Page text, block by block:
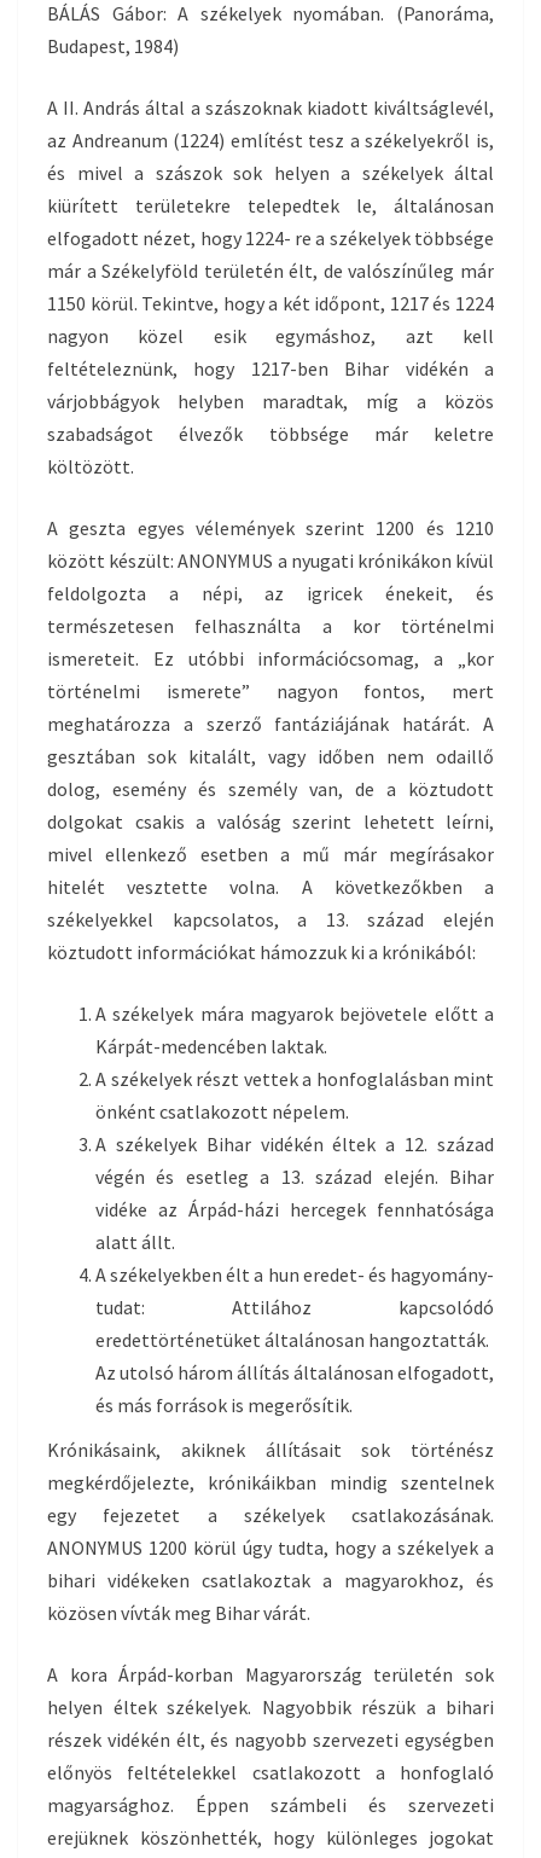
BÁLÁS Gábor: A székelyek nyomában. (Panoráma,
Budapest, 1984)
A II. András által a szászoknak kiadott kiváltságlevél,
az Andreanum (1224) említést tesz a székelyekről is,
és mivel a szászok sok helyen a székelyek által
kiürített területekre telepedtek le, általánosan
elfogadott nézet, hogy 1224- re a székelyek többsége
már a Székelyföld területén élt, de valószínűleg már
1150 körül. Tekintve, hogy a két időpont, 1217 és 1224
nagyon közel esik egymáshoz, azt kell
feltételeznünk, hogy 1217-ben Bihar vidékén a
várjobbágyok helyben maradtak, míg a közös
szabadságot élvezők többsége már keletre
költözött.
A geszta egyes vélemények szerint 1200 és 1210
között készült: ANONYMUS a nyugati krónikákon kívül
feldolgozta a népi, az igricek énekeit, és
természetesen felhasználta a kor történelmi
ismereteit. Ez utóbbi információcsomag, a „kor
történelmi ismerete” nagyon fontos, mert
meghatározza a szerző fantáziájának határát. A
gesztában sok kitalált, vagy időben nem odaillő
dolog, esemény és személy van, de a köztudott
dolgokat csakis a valóság szerint lehetett leírni,
mivel ellenkező esetben a mű már megírásakor
hitelét vesztette volna. A következőkben a
székelyekkel kapcsolatos, a 13. század elején
köztudott információkat hámozzuk ki a krónikából:
A székelyek mára magyarok bejövetele előtt a
Kárpát-medencében laktak.
A székelyek részt vettek a honfoglalásban mint
önként csatlakozott népelem.
A székelyek Bihar vidékén éltek a 12. század
végén és esetleg a 13. század elején. Bihar
vidéke az Árpád-házi hercegek fennhatósága
alatt állt.
A székelyekben élt a hun eredet- és hagyomány-
tudat: Attilához kapcsolódó
eredettörténetüket általánosan hangoztatták.
Az utolsó három állítás általánosan elfogadott,
és más források is megerősítik.
Krónikásaink, akiknek állításait sok történész
megkérdőjelezte, krónikáikban mindig szentelnek
egy fejezetet a székelyek csatlakozásának.
ANONYMUS 1200 körül úgy tudta, hogy a székelyek a
bihari vidékeken csatlakoztak a magyarokhoz, és
közösen vívták meg Bihar várát.
A kora Árpád-korban Magyarország területén sok
helyen éltek székelyek. Nagyobbik részük a bihari
részek vidékén élt, és nagyobb szervezeti egységben
előnyös feltételekkel csatlakozott a honfoglaló
magyarsághoz. Éppen számbeli és szervezeti
erejüknek köszönhették, hogy különleges jogokat